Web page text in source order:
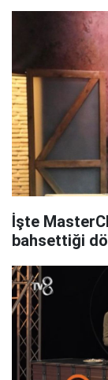
İşte
bahsettiği